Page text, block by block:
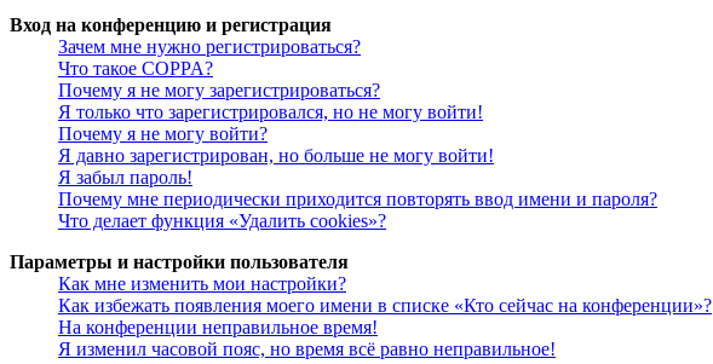
Вход на конференцию и регистрация
Зачем мне нужно регистрироваться?
Что такое COPPA?
Почему я не могу зарегистрироваться?
Я только что зарегистрировался, но не могу войти!
Почему я не могу войти?
Я давно зарегистрирован, но больше не могу войти!
Я забыл пароль!
Почему мне периодически приходится повторять ввод имени и пароля?
Что делает функция «Удалить cookies»?
Параметры и настройки пользователя
Как мне изменить мои настройки?
Как избежать появления моего имени в списке «Кто сейчас на конференции»?
На конференции неправильное время!
Я изменил часовой пояс, но время всё равно неправильное!